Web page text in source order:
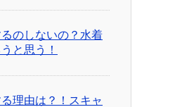
のしないの？水着
と思う！
理由は？！スキャ